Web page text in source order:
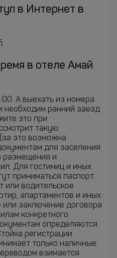
в Интернет в
в отеле Амай
А выехать из номера
необходим ранний заезд
это при
такую
это возможна
для заселения
размещения и
Для гостиниц и иных
приниматься паспорт
или водительское
апартаментов и иных
или заключение договора
конкретного
определяются
регистрации
только наличные.
взимается